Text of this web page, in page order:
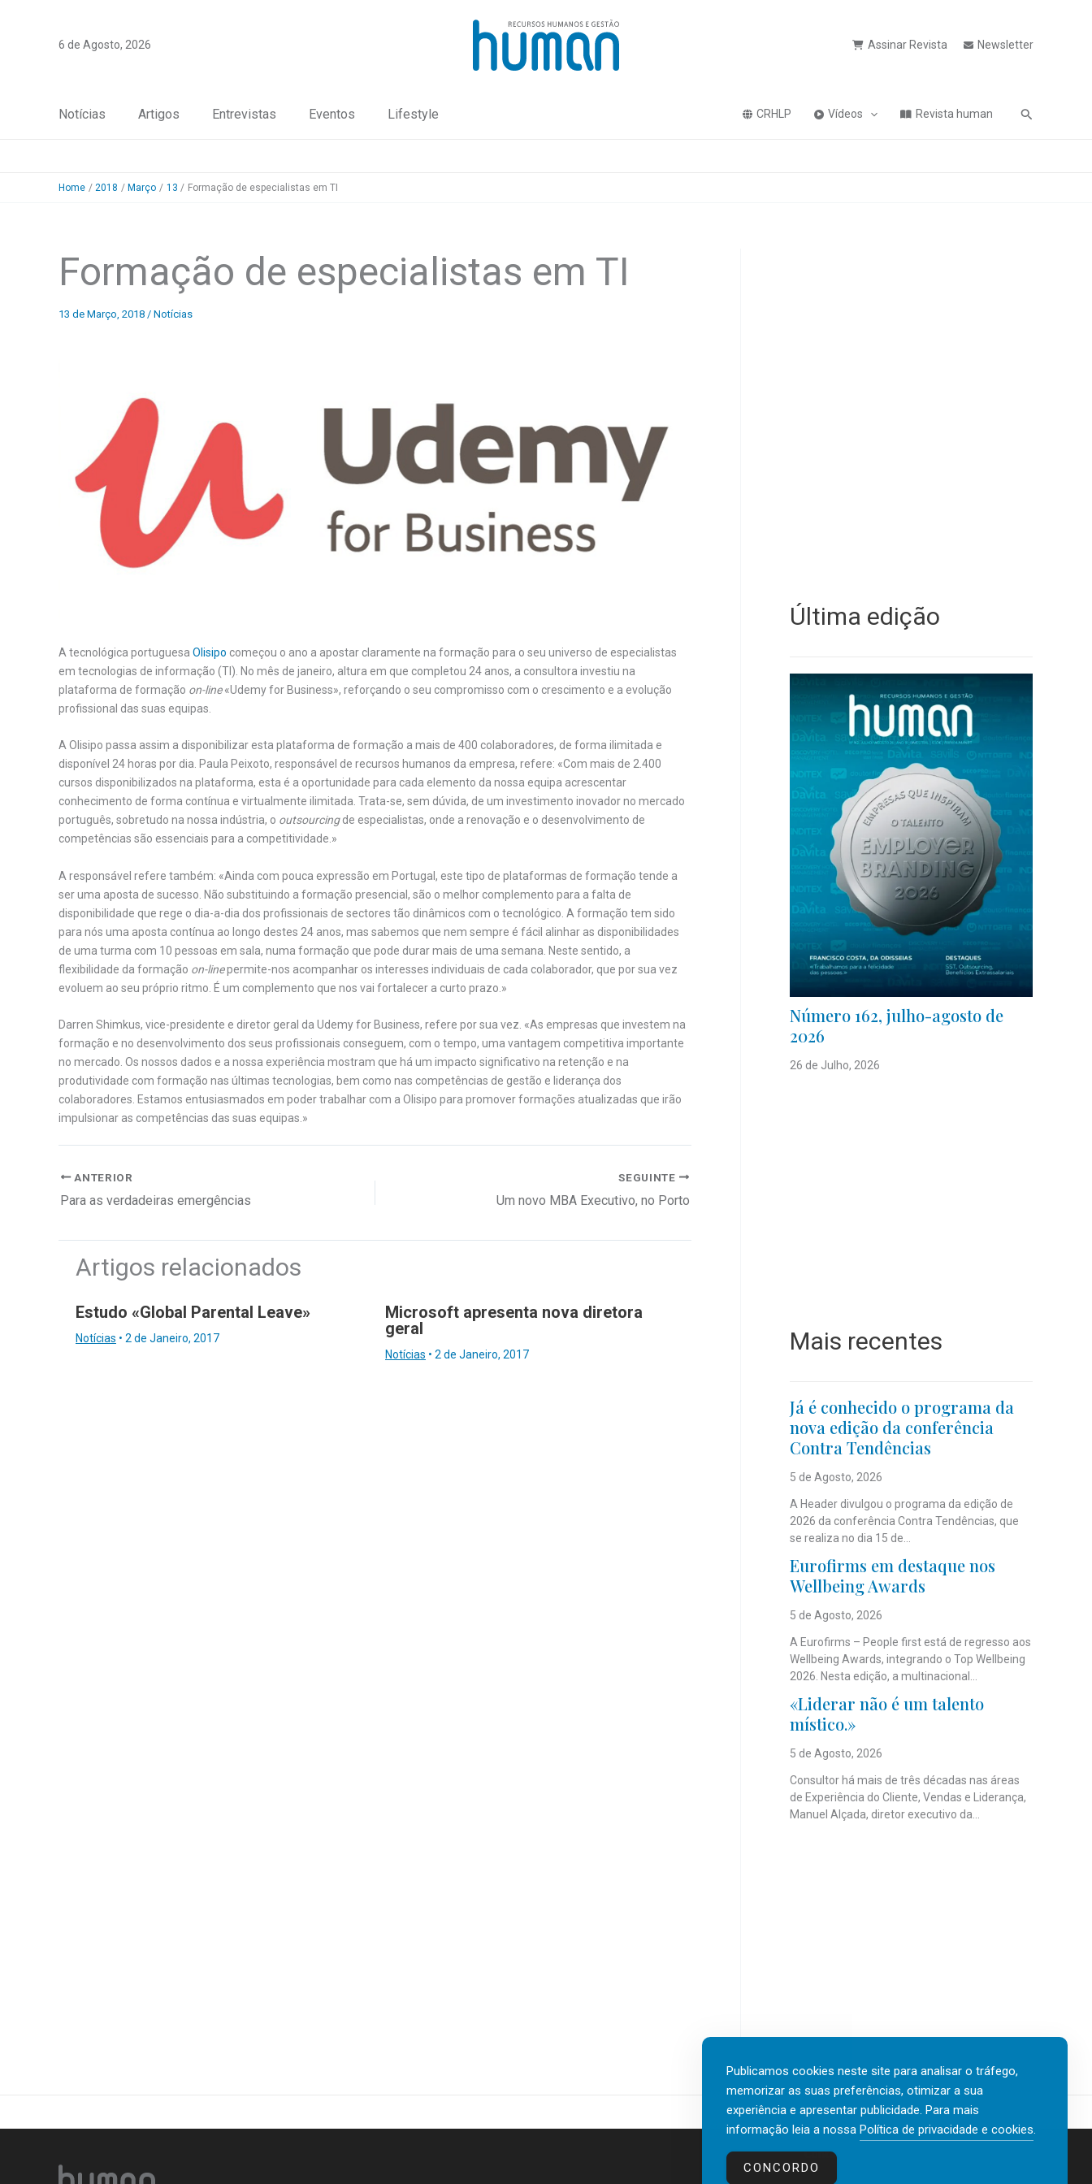
6 de Agosto, 2026 Assinar Revista Newsletter
Notícias Artigos Entrevistas Eventos Lifestyle CRHLP Vídeos Revista human Pesquisa
Home 2018 Março 13 Formação de especialistas em TI
Formação de especialistas em TI
13 de Março, 2018 / Notícias
A tecnológica portuguesa Olisipo começou o ano a apostar claramente na formação para o seu universo de especialistas
em tecnologias de informação (TI). No mês de janeiro, altura em que completou 24 anos, a consultora investiu na
plataforma de formação on-line«Udemy for Business», reforçando o seu compromisso com o crescimento e a evolução
profissional das suas equipas.
A Olisipo passa assim a disponibilizar esta plataforma de formação a mais de 400 colaboradores, de forma ilimitada e
disponível 24 horas por dia. Paula Peixoto, responsável de recursos humanos da empresa, refere: «Com mais de 2.400
cursos disponibilizados na plataforma, esta é a oportunidade para cada elemento da nossa equipa acrescentar
conhecimento de forma contínua e virtualmente ilimitada. Trata-se, sem dúvida, de um investimento inovador no mercado
português, sobretudo na nossa indústria, o outsourcingde especialistas, onde a renovação e o desenvolvimento de
competências são essenciais para a competitividade.»
A responsável refere também: «Ainda com pouca expressão em Portugal, este tipo de plataformas de formação tende a
ser uma aposta de sucesso. Não substituindo a formação presencial, são o melhor complemento para a falta de
disponibilidade que rege o dia-a-dia dos profissionais de sectores tão dinâmicos com o tecnológico. A formação tem sido
para nós uma aposta contínua ao longo destes 24 anos, mas sabemos que nem sempre é fácil alinhar as disponibilidades
de uma turma com 10 pessoas em sala, numa formação que pode durar mais de uma semana. Neste sentido, a
flexibilidade da formação on-linepermite-nos acompanhar os interesses individuais de cada colaborador, que por sua vez
evoluem ao seu próprio ritmo. É um complemento que nos vai fortalecer a curto prazo.»
Darren Shimkus, vice-presidente e diretor geral da Udemy for Business, refere por sua vez. «As empresas que investem na
formação e no desenvolvimento dos seus profissionais conseguem, com o tempo, uma vantagem competitiva importante
no mercado. Os nossos dados e a nossa experiência mostram que há um impacto significativo na retenção e na
produtividade com formação nas últimas tecnologias, bem como nas competências de gestão e liderança dos
colaboradores. Estamos entusiasmados em poder trabalhar com a Olisipo para promover formações atualizadas que irão
impulsionar as competências das suas equipas.»
ANTERIOR
Para as verdadeiras emergências
SEGUINTE
Um novo MBA Executivo, no Porto
Artigos relacionados
Estudo «Global Parental Leave»
Notícias • 2 de Janeiro, 2017
Microsoft apresenta nova diretora
geral
Notícias • 2 de Janeiro, 2017
Última edição
Número 162, julho-agosto de
2026
26 de Julho, 2026
Mais recentes
Já é conhecido o programa da
nova edição da conferência
Contra Tendências
5 de Agosto, 2026
A Header divulgou o programa da edição de
2026 da conferência Contra Tendências, que
se realiza no dia 15 de...
Eurofirms em destaque nos
Wellbeing Awards
5 de Agosto, 2026
A Eurofirms – People first está de regresso aos
Wellbeing Awards, integrando o Top Wellbeing
2026. Nesta edição, a multinacional...
«Liderar não é um talento
místico.»
5 de Agosto, 2026
Consultor há mais de três décadas nas áreas
de Experiência do Cliente, Vendas e Liderança,
Manuel Alçada, diretor executivo da...
Contactos
Publicamos cookies neste site para analisar o tráfego,
memorizar as suas preferências, otimizar a sua
experiência e apresentar publicidade. Para mais
informação leia a nossa Política de privacidade e cookies.
CONCORDO